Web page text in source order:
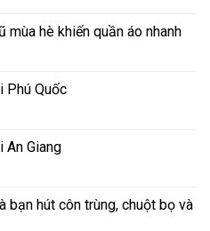
hè khiến quần áo nhanh
Phú Quốc
An Giang
bạn hút côn trùng, chuột bọ và